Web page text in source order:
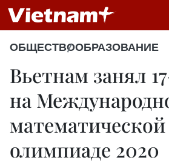
ОБЩЕСТВООБРАЗОВАНИЕ
Вьетнам занял
на
математической
олимпиаде 2020